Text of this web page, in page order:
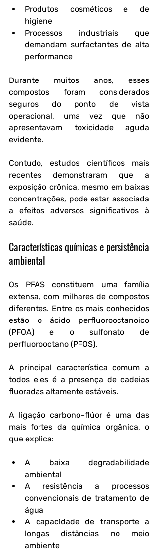
Produtos cosméticos e de
higiene
Processos industriais que
demandam surfactantes de alta
performance
Durante muitos anos, esses
compostos foram considerados
seguros do ponto de vista
operacional, uma vez que não
apresentavam toxicidade aguda
evidente.
Contudo, estudos científicos mais
recentes demonstraram que a
exposição crônica, mesmo em baixas
concentrações, pode estar associada
a efeitos adversos significativos à
saúde.
Características químicas e persistência
ambiental
Os PFAS constituem uma família
extensa, com milhares de compostos
diferentes. Entre os mais conhecidos
estão o ácido perfluorooctanoico
(PFOA) e o sulfonato de
perfluorooctano (PFOS).
A principal característica comum a
todos eles é a presença de cadeias
fluoradas altamente estáveis.
A ligação carbono–flúor é uma das
mais fortes da química orgânica, o
que explica:
A baixa degradabilidade
ambiental
A resistência a processos
convencionais de tratamento de
água
A capacidade de transporte a
longas distâncias no meio
ambiente